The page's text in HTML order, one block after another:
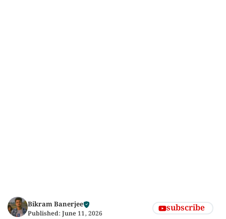
Bikram Banerjee
Published: June 11, 2026 subscribe